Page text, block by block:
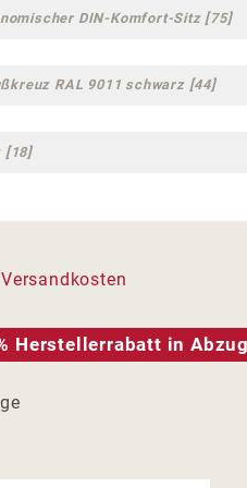
DIN-Komfort-Sitz [75]
RAL 9011 schwarz [44]
[18]
Herstellerrabatt in